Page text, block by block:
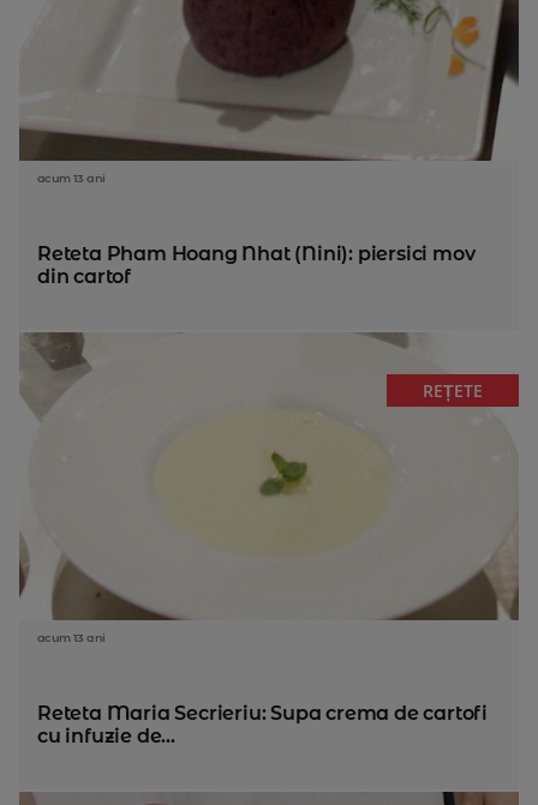
acum 13 ani
Reteta Pham Hoang Nhat (Nini): piersici mov
din cartof
REȚETE
acum 13 ani
Reteta Maria Secrieriu: Supa crema de cartofi
cu infuzie de...